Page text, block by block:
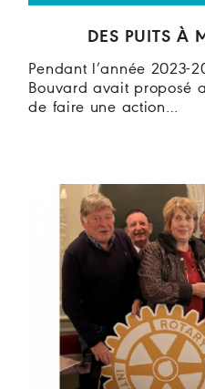
DES PUITS À
Pendant l’année 2023-
Bouvard avait proposé
de faire une action…